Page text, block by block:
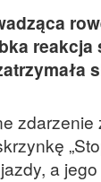
reakcja
zdarzenie
a